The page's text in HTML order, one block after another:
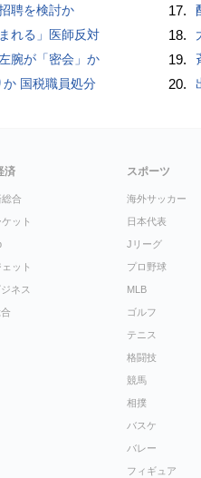
聘を検討か
れる」医師反対
腕が「密会」か
国税職員処分
17.
18.
19.
20.
済
合
ット
ット
ジネス
スポーツ
海外サッカー
日本代表
Jリーグ
プロ野球
MLB
ゴルフ
テニス
格闘技
競馬
相撲
バスケ
バレー
フィギュア